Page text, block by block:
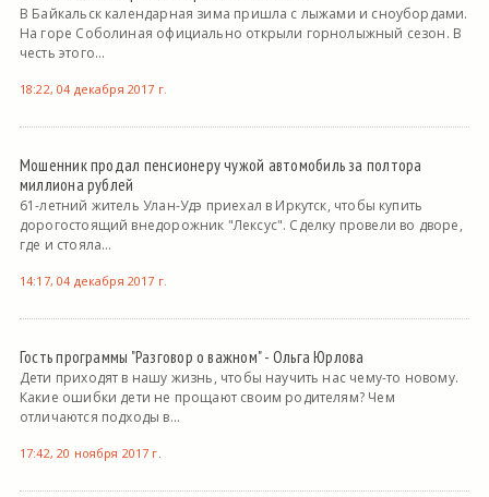
В Байкальск календарная зима пришла с лыжами и сноубордами.
На горе Соболиная официально открыли горнолыжный сезон. В
честь этого...
18:22, 04 декабря 2017 г.
Мошенник продал пенсионеру чужой автомобиль за полтора
миллиона рублей
61-летний житель Улан-Удэ приехал в Иркутск, чтобы купить
дорогостоящий внедорожник "Лексус". Сделку провели во дворе,
где и стояла...
14:17, 04 декабря 2017 г.
Гость программы "Разговор о важном" - Ольга Юрлова
Дети приходят в нашу жизнь, чтобы научить нас чему-то новому.
Какие ошибки дети не прощают своим родителям? Чем
отличаются подходы в...
17:42, 20 ноября 2017 г.